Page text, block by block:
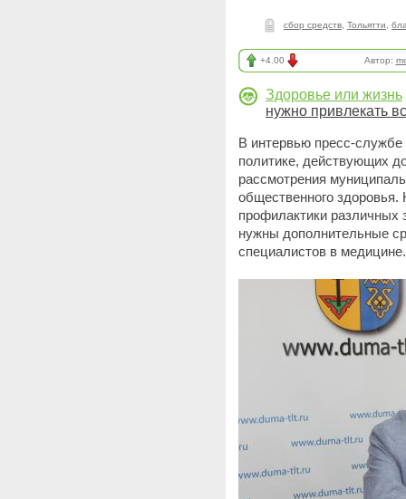
сбор средств Тольятти
+4.00 Автор:
Здоровье или жизнь
нужно привлекать
В интервью пресс-службе
политике, действующих
рассмотрения
общественного
профилактики различных
нужны дополнительные
специалистов в медицине.